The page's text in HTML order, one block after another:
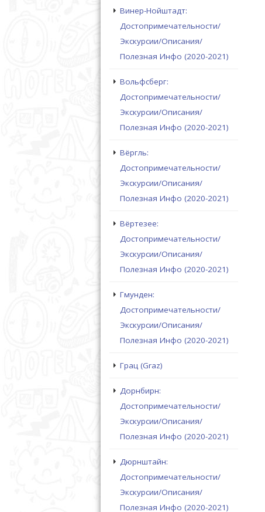
Винер-Нойштадт:
Достопримечательности/
Экскурсии/Описания/
Полезная Инфо (2020-2021)
Вольфсберг:
Достопримечательности/
Экскурсии/Описания/
Полезная Инфо (2020-2021)
Вёргль:
Достопримечательности/
Экскурсии/Описания/
Полезная Инфо (2020-2021)
Вёртезее:
Достопримечательности/
Экскурсии/Описания/
Полезная Инфо (2020-2021)
Гмунден:
Достопримечательности/
Экскурсии/Описания/
Полезная Инфо (2020-2021)
Грац (Graz)
Дорнбирн:
Достопримечательности/
Экскурсии/Описания/
Полезная Инфо (2020-2021)
Дюрнштайн:
Достопримечательности/
Экскурсии/Описания/
Полезная Инфо (2020-2021)